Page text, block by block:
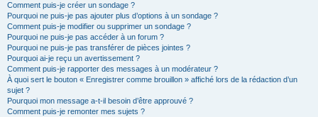
Comment puis-je créer un sondage ?
Pourquoi ne puis-je pas ajouter plus d’options à un sondage ?
Comment puis-je modifier ou supprimer un sondage ?
Pourquoi ne puis-je pas accéder à un forum ?
Pourquoi ne puis-je pas transférer de pièces jointes ?
Pourquoi ai-je reçu un avertissement ?
Comment puis-je rapporter des messages à un modérateur ?
À quoi sert le bouton « Enregistrer comme brouillon » affiché lors de la rédaction d’un
sujet ?
Pourquoi mon message a-t-il besoin d’être approuvé ?
Comment puis-je remonter mes sujets ?